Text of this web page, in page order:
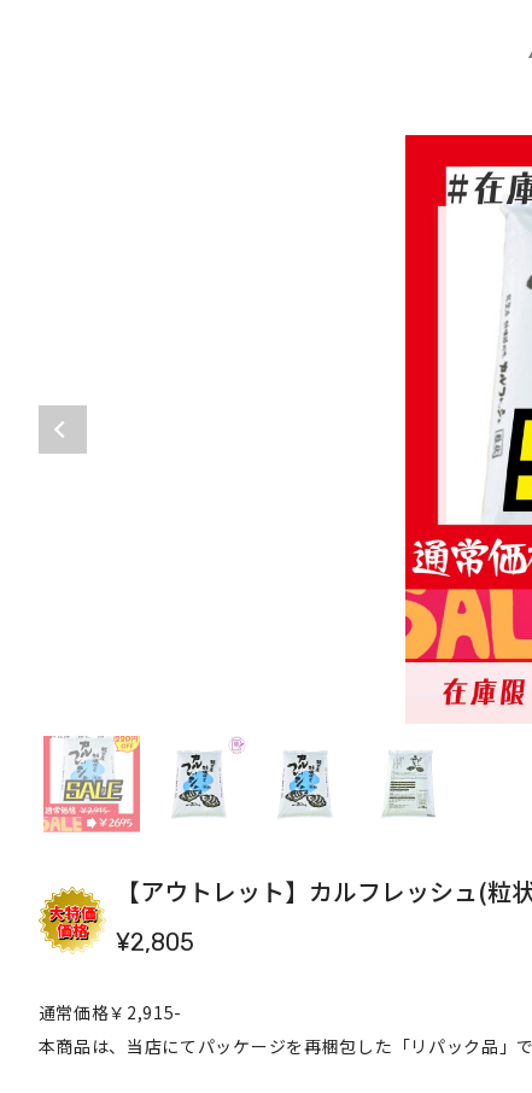
【アウトレット】カルフレッシュ(粒
¥2,805
通常価格￥2,915-
本商品は、当店にてパッケージを再梱包した「リパック品」